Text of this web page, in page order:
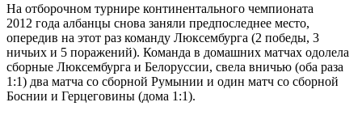
На отборочном турнире континентального чемпионата
2012 года албанцы снова заняли предпоследнее место,
опередив на этот раз команду Люксембурга (2 победы, 3
ничьих и 5 поражений). Команда в домашних матчах одолела
сборные Люксембурга и Белоруссии, свела вничью (оба раза
1:1) два матча со сборной Румынии и один матч со сборной
Боснии и Герцеговины (дома 1:1).